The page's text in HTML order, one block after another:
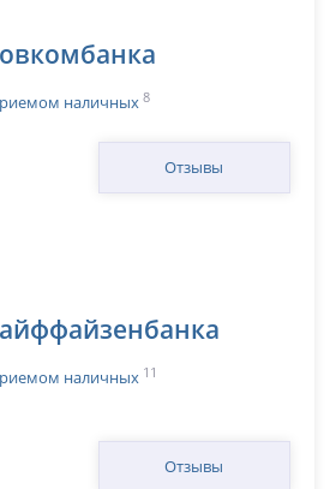
наличных 8
Отзывы
наличных 11
Отзывы